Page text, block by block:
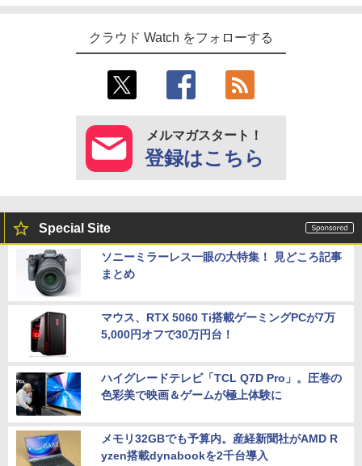
クラウド Watch をフォローする
メルマガスタート！
登録はこちら
Special Site
ソニーミラーレス一眼の大特集！ 見どころ記事
まとめ
マウス、RTX 5060 Ti搭載ゲーミングPCが7万
5,000円オフで30万円台！
ハイグレードテレビ「TCL Q7D Pro」。圧巻の
色彩美で映画＆ゲームが極上体験に
メモリ32GBでも予算内。産経新聞社がAMD R
yzen搭載dynabookを2千台導入